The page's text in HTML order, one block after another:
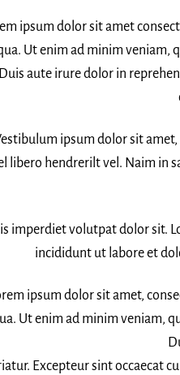
ipsum dolor sit amet
Ut enim ad minim veniam,
Duis aute irure dolor in
ipsum dolor sit
libero hendrerilt vel. Naim in
imperdiet volutpat dolor sit.
incididunt ut labore et
ipsum dolor sit amet,
Ut enim ad minim veniam,
Excepteur sint occaecat